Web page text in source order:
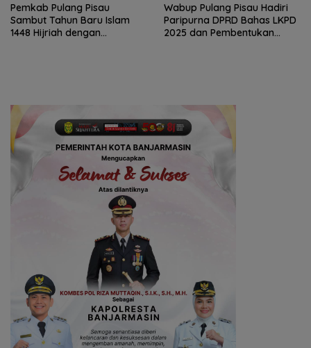
Pemkab Pulang Pisau
Sambut Tahun Baru Islam
1448 Hijriah dengan
Wabup Pulang Pisau Hadiri
Paripurna DPRD Bahas LKPD
2025 dan Pembentukan